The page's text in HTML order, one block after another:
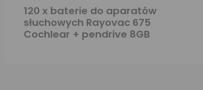
120 x baterie do aparatów
słuchowych Rayovac 675
Cochlear + pendrive 8GB